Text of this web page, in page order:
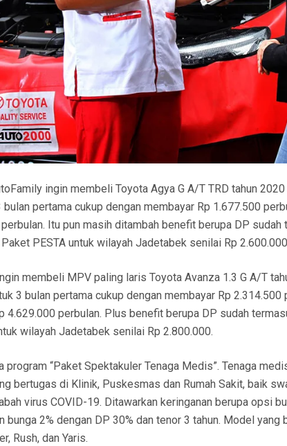
ingin membeli Toyota Agya G A/T TRD tahun
bulan pertama cukup dengan membayar Rp 1.677.500
Itu pun masih ditambah benefit berupa DP
PESTA untuk wilayah Jadetabek senilai Rp
membeli MPV paling laris Toyota Avanza 1.3 G A/T
3 bulan pertama cukup dengan membayar Rp 2.314.500
4.629.000 perbulan. Plus benefit berupa DP sudah
wilayah Jadetabek senilai Rp 2.800.000.
program “Paket Spektakuler Tenaga Medis”. Tenaga
bertugas di Klinik, Puskesmas dan Rumah Sakit, baik
virus COVID-19. Ditawarkan keringanan berupa opsi
bunga 2% dengan DP 30% dan tenor 3 tahun. Model
Rush, dan Yaris.